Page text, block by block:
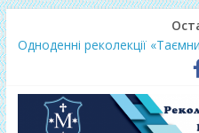
Одноденні реколекції
Lectio Divina – єв.Матея 2026
Нове життя в Христі – осінь